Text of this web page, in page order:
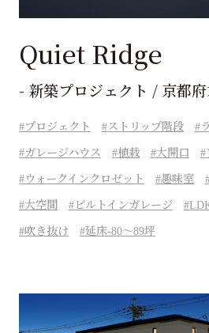
Quiet Ridge
- 新築プロジェクト / 京都
プロジェクト ストリップ階段
ガレージハウス 植栽 大開口
ウォークインクロゼット 趣味室
大空間 ビルトインガレージ
吹き抜け 延床-80～89坪